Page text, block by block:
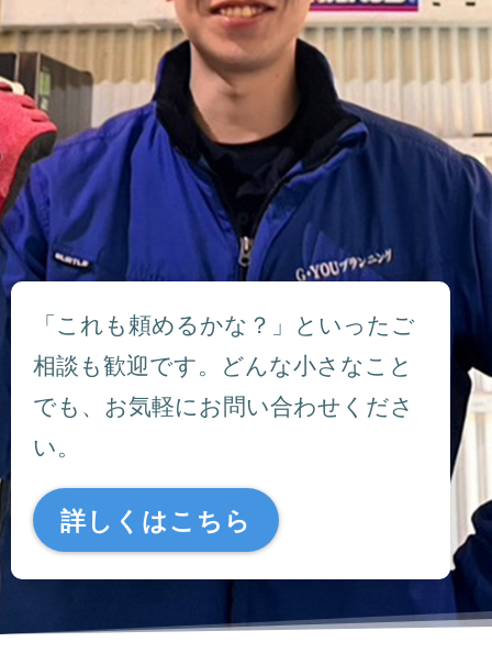
「これも頼めるかな？」といったご
相談も歓迎です。どんな小さなこと
でも、お気軽にお問い合わせくださ
い。
詳しくはこちら